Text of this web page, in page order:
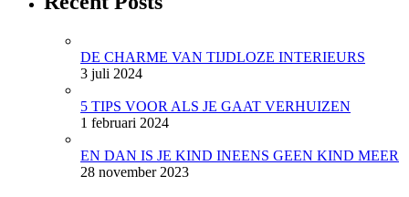
DE CHARME VAN TIJDLOZE INTERIEURS
3 juli 2024
5 TIPS VOOR ALS JE GAAT VERHUIZEN
1 februari 2024
EN DAN IS JE KIND INEENS GEEN KIND MEER
28 november 2023